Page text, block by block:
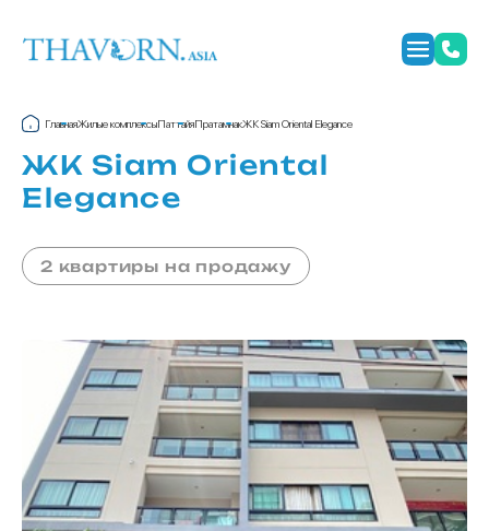
ГлавнаяЖилые комплексыПаттайяПратамнакЖК Siam Oriental Elegance
ЖК Siam Oriental
Elegance
2 квартиры на продажу